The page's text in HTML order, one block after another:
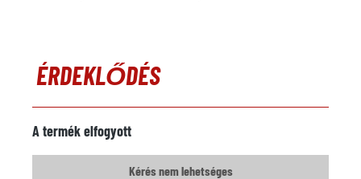
ÉRDEKLŐDÉS
A termék elfogyott
Kérés nem lehetséges